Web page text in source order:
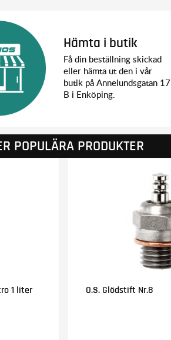
Hämta i butik
Få din beställning skickad
eller hämta ut den i vår
butik på Annelundsgatan 17
B i Enköping.
POPULÄRA PRODUKTER
1 liter O.S. Glödstift Nr.8